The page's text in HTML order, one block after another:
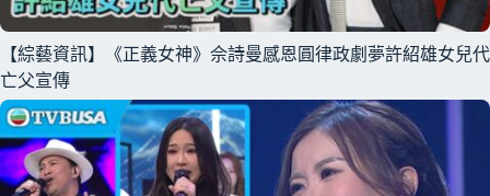
【綜藝資訊】《正義女神》佘詩曼感恩圓律政劇夢許紹雄女兒代
亡父宣傳